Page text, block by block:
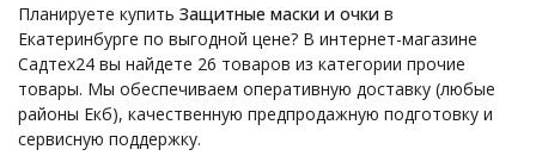
Планируете купить Защитные маски и очки в
Екатеринбурге по выгодной цене? В интернет-магазине
Садтех24 вы найдете 26 товаров из категории прочие
товары. Мы обеспечиваем оперативную доставку (любые
районы Екб), качественную предпродажную подготовку и
сервисную поддержку.